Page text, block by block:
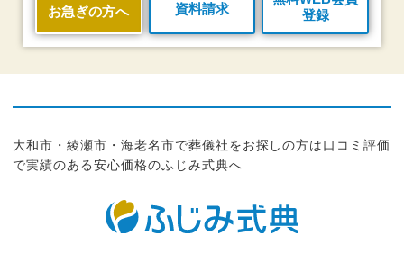
お急ぎの方へ 資料請求
登録
大和市・綾瀬市・海老名市で葬儀社をお探しの方は口コミ評価
で実績のある安心価格のふじみ式典へ